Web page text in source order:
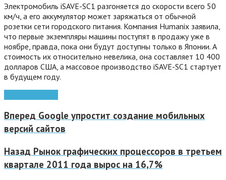
Электромобиль iSAVE-SC1 разгоняется до скорости всего 50
км/ч, а его аккумулятор может заряжаться от обычной
розетки сети городского питания. Компания Humanix заявила,
что первые экземпляры машины поступят в продажу уже в
ноябре, правда, пока они будут доступны только в Японии. А
стоимость их относительно невелика, она составляет 10 400
долларов США, а массовое производство iSAVE-SC1 стартует
в будущем году.
Вперед Google упростит создание мобильных
версий сайтов
Назад Рынок графических процессоров в третьем
квартале 2011 года вырос на 16,7%